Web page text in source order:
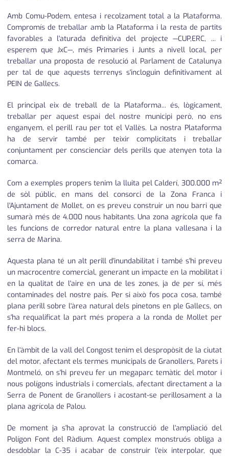
Amb Comu-Podem, entesa i recolzament total a la Plataforma.
Compromís de treballar amb la Plataforma i la resta de partits
favorables a l'aturada definitiva del projecte —CUP,ERC, ... i
esperem que JxC—, més Primaries i Junts a nivell local, per
treballar una proposta de resolució al Parlament de Catalunya
per tal de que aquests terrenys s'incloguin definitivament al
PEIN de Gallecs.
El principal eix de treball de la Plataforma... és, lògicament,
treballar per aquest espai del nostre municipi però, no ens
enganyem, el perill rau per tot el Vallès. La nostra Plataforma
ha de servir també per teixir complicitats i treballar
conjuntament per conscienciar dels perills que atenyen tota la
comarca.
Com a exemples propers tenim la lluita pel Calderí, 300.000 m²
de sòl públic, en mans del consorci de la Zona Franca i
l'Ajuntament de Mollet, on es preveu construir un nou barri que
sumarà més de 4.000 nous habitants. Una zona agrícola que fa
les funcions de corredor natural entre la plana vallesana i la
serra de Marina.
Aquesta plana té un alt perill d'inundabilitat i també s'hi preveu
un macrocentre comercial, generant un impacte en la mobilitat i
en la qualitat de l'aire en una de les zones, ja de per sí, més
contaminades del nostre país. Per si això fos poca cosa, també
plana perill sobre l'àrea natural dels pinetons en ple Gallecs, on
s'ha requalificat la part més propera a la ronda de Mollet per
fer-hi blocs.
En l'àmbit de la vall del Congost tenim el despropòsit de la ciutat
del motor, afectant els termes municipals de Granollers, Parets i
Montmeló, on s'hi preveu fer un megaparc temàtic del motor i
nous polígons industrials i comercials, afectant directament a la
Serra de Ponent de Granollers i acostant-se perillosament a la
plana agrícola de Palou.
De moment ja s'ha aprovat la construcció de l'ampliació del
Polígon Font del Ràdium. Aquest complex monstruós obliga a
desdoblar la C-35 i acabar de construir l'eix interpolar, que